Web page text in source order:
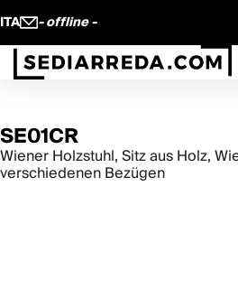
ITA - offline -
SE01CR
Wiener Holzstuhl, Sitz aus Holz,
verschiedenen Bezügen